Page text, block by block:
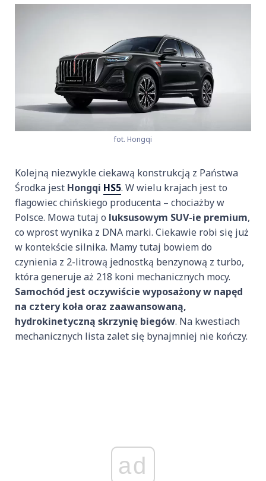
fot. Hongqi
Kolejną niezwykle ciekawą konstrukcją z Państwa
Środka jest Hongqi HS5. W wielu krajach jest to
flagowiec chińskiego producenta – chociażby w
Polsce. Mowa tutaj o luksusowym SUV-ie premium,
co wprost wynika z DNA marki. Ciekawie robi się już
w kontekście silnika. Mamy tutaj bowiem do
czynienia z 2-litrową jednostką benzynową z turbo,
która generuje aż 218 koni mechanicznych mocy.
Samochód jest oczywiście wyposażony w napęd
na cztery koła oraz zaawansowaną,
hydrokinetyczną skrzynię biegów. Na kwestiach
mechanicznych lista zalet się bynajmniej nie kończy.
ad